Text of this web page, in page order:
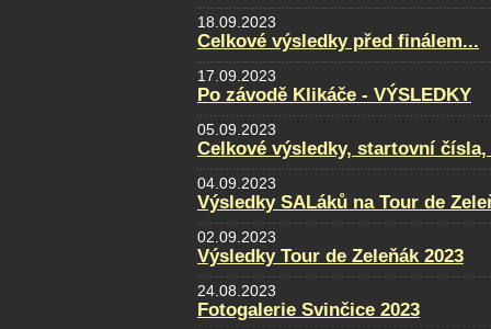
18.09.2023
Celkové výsledky před finálem...
17.09.2023
Po závodě Klikáče - VÝSLEDKY
05.09.2023
Celkové výsledky, startovní
04.09.2023
Výsledky SALáků na Tour de
02.09.2023
Výsledky Tour de Zeleňák 2023
24.08.2023
Fotogalerie Svinčice 2023